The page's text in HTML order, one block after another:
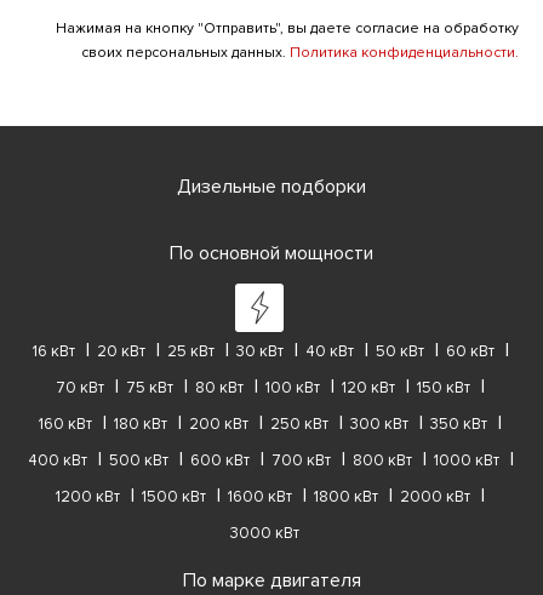
Нажимая на кнопку "Отправить", вы даете согласие на обработку
своих персональных данных. Политика конфиденциальности.
Дизельные подборки
По основной мощности
16 кВт 20 кВт 25 кВт 30 кВт 40 кВт 50 кВт
60 кВт
70 кВт
75 кВт 80 кВт 100 кВт 120 кВт
150 кВт
160 кВт
180 кВт 200 кВт 250 кВт 300 кВт
350 кВт
400 кВт
500 кВт 600 кВт 700 кВт 800 кВт
1000 кВт
1200 кВт
1500 кВт 1600 кВт 1800 кВт
2000 кВт
3000 кВт
По марке двигателя